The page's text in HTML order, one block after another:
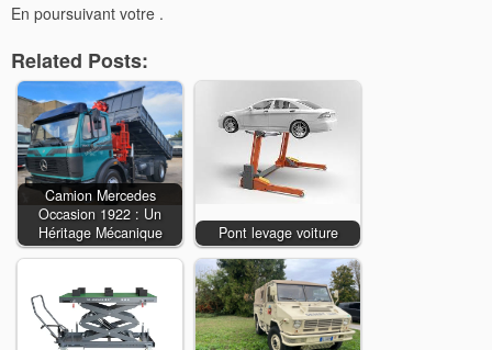
En poursuivant votre .
Related Posts:
Camion Mercedes
Occasion 1922 : Un
Héritage Mécanique
Pont levage voiture